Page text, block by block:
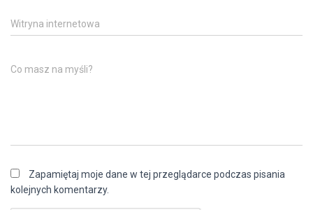
Witryna internetowa
Co masz na myśli?
Zapamiętaj moje dane w tej przeglądarce podczas pisania
kolejnych komentarzy.